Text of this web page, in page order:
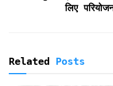
लिए
Related Posts